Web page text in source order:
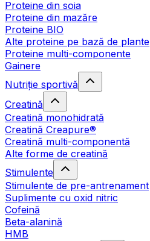
Proteine din soia
Proteine din mazăre
Proteine BIO
Alte proteine pe bază de plante
Proteine multi-componente
Gainere
Nutriție sportivă
Creatină
Creatină monohidrată
Creatină Creapure®
Creatină multi-componentă
Alte forme de creatină
Stimulente
Stimulente de pre-antrenament
Suplimente cu oxid nitric
Cofeină
Beta-alanină
HMB